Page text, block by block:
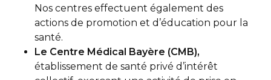
Nos centres effectuent également des
actions de promotion et d’éducation pour la
santé.
Le Centre Médical Bayère (CMB),
établissement de santé privé d’intérêt